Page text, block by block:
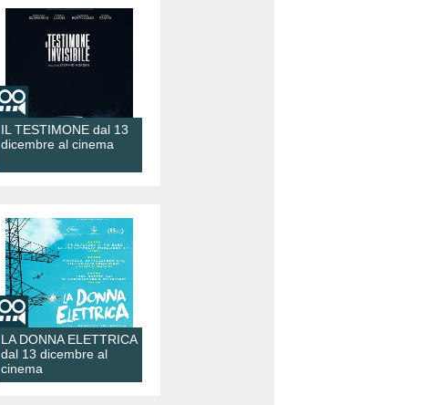
IL TESTIMONE dal 13
dicembre al cinema
LA DONNA ELETTRICA
dal 13 dicembre al
cinema